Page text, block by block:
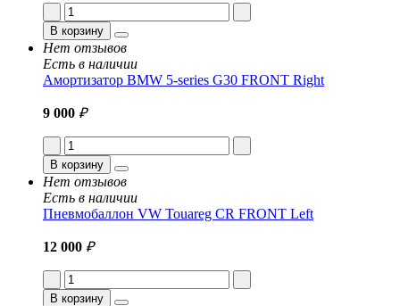
В корзину
Нет отзывов
Есть в наличии
Амортизатор BMW 5-series G30 FRONT Right
9 000 ₽
В корзину
Нет отзывов
Есть в наличии
Пневмобаллон VW Touareg CR FRONT Left
12 000 ₽
В корзину